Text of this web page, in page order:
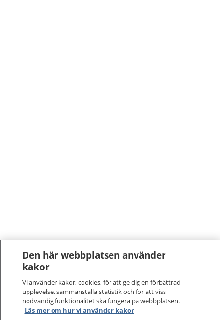
1177 –tryggt om din hälsa och vård
Den här webbplatsen använder
kakor
Vi använder kakor, cookies, för att ge dig en förbättrad
upplevelse, sammanställa statistik och för att viss
nödvändig funktionalitet ska fungera på webbplatsen.
Läs mer om hur vi använder kakor